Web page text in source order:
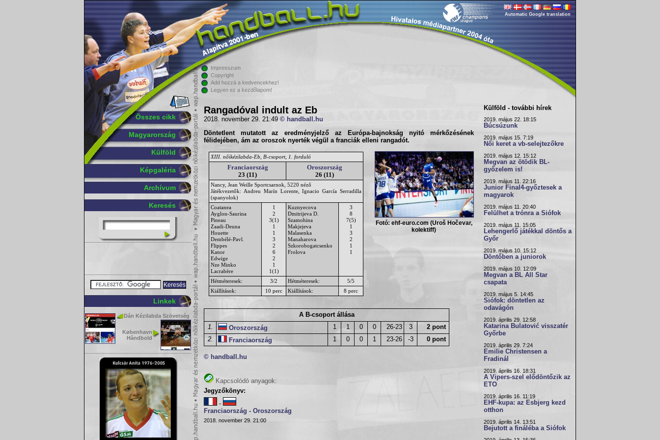
Összes cikk
Magyarország
Külföld
Képgaléria
Archívum
Keresés
Linkek
Dán Kézilabda Szövetség
København
Håndbold
Automatic Google translation
Impresszum
Copyright
Add hozzá a kedvencekhez!
Legyen ez a kezdőlapom!
Rangadóval indult az Eb
2018. november 29. 21:49 © handball.hu
Döntetlent mutatott az eredményjelző az Európa-bajnokság nyitó mérkőzésének
félidejében, ám az oroszok nyerték végül a franciák elleni rangadót.
Fotó: ehf-euro.com (Uroš Hočevar,
kolektiff)
XIII. nőikézilabda-Eb, B-csoport, 1. forduló
Franciaország
23 (11)
Oroszország
26 (11)
Nancy, Jean Weille Sportcsarnok, 5220 néző
Játékvezetők: Andreu Marín Lorente, Ignacio García Serradilla
(spanyolok)
Coatanea
Ayglon-Saurina
Pineau
Zaadi-Deuna
Houette
Dembélé-Pavl.
Flippes
Kanor
Edwige
Nze Minko
Lacrabère
1
2
3(1)
1
1
3
2
6
2
1
1(1)
Kuznyecova
Dmitrijeva D.
Szamohina
Makjejeva
Malasenka
Manaharova
Szkorobogatcsenko
Frolova
3
8
7(5)
1
3
2
1
1
Hétméteresek: 3/2 Hétméteresek:
5/5
Kiállítások:
10 perc Kiállítások: 8 perc
A B-csoport állása
1.
Oroszország 1 1 0 0 26-23 3
2 pont
2.
Franciaország 1 0 0 1 23-26 -3 0 pont
© handball.hu
Kapcsolódó anyagok:
Jegyzőkönyv:
-
Franciaország - Oroszország
2018. november 29. 21:00
Külföld - további hírek
2019. május 22. 18:15
Búcsúzunk
2019. május 15. 7:19
Női keret a vb-selejtezőkre
2019. május 12. 15:12
Megvan az ötödik BL-
győzelem is!
2019. május 11. 22:16
Junior Final4-győztesek a
magyarok
2019. május 11. 20:40
Felülhet a trónra a Siófok
2019. május 11. 15:05
Lehengerlő játékkal döntős a
Győr
2019. május 10. 15:12
Döntőben a juniorok
2019. május 10. 12:09
Megvan a BL All Star
csapata
2019. május 5. 14:45
Siófok: döntetlen az
odavágón
2019. április 29. 12:58
Katarina Bulatović visszatér
Győrbe
2019. április 29. 7:24
Emilie Christensen a
Fradinál
2019. április 16. 18:31
A Vipers-szel elődöntőzik az
ETO
2019. április 16. 11:19
EHF-kupa: az Esbjerg kezd
otthon
2019. április 14. 13:51
Bejutott a fináléba a Siófok